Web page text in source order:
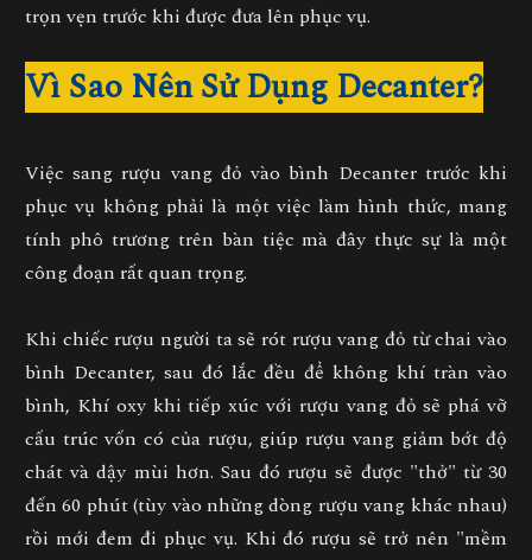
trọn vẹn trước khi được đưa lên phục vụ.
Vì Sao Nên Sử Dụng Decanter?
Việc sang rượu vang đỏ vào bình Decanter trước khi
phục vụ không phải là một việc làm hình thức, mang
tính phô trương trên bàn tiệc mà đây thực sự là một
công đoạn rất quan trọng.
Khi chiếc rượu người ta sẽ rót rượu vang đỏ từ chai vào
bình Decanter, sau đó lắc đều để không khí tràn vào
bình, Khí oxy khi tiếp xúc với rượu vang đỏ sẽ phá vỡ
cấu trúc vốn có của rượu, giúp rượu vang giảm bớt độ
chát và dậy mùi hơn. Sau đó rượu sẽ được "thở" từ 30
đến 60 phút (tùy vào những dòng rượu vang khác nhau)
rồi mới đem đi phục vụ. Khi đó rượu sẽ trở nên "mềm